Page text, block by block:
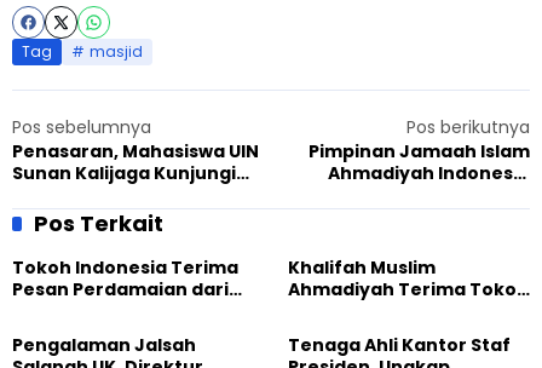
Tag masjid
Pos sebelumnya
Penasaran, Mahasiswa UIN
Sunan Kalijaga Kunjungi
Manislor
Pos berikutnya
Pimpinan Jamaah Islam
Ahmadiyah Indonesia
Pos Terkait
Tokoh Indonesia Terima
Pesan Perdamaian dari
Ahmadiyah
Khalifah Muslim
Ahmadiyah Terima Tokoh
Khusus di Islamabad
Pengalaman Jalsah
Tenaga Ahli Kantor Staf